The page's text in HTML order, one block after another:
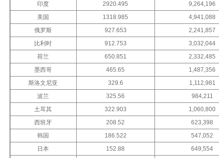
印度
2920.495
9,264,196
美国
1318.985
4,941,088
俄罗斯
927.653
2,241,857
比利时
912.753
3,032,044
荷兰
650.851
2,332,485
墨西哥
465.65
1,487,356
斯洛文尼亚
329.6
1,112,981
波兰
325.56
984,211
土耳其
322.903
1,060,800
西班牙
208.52
623,398
韩国
186.522
547,052
日本
152.88
649,554